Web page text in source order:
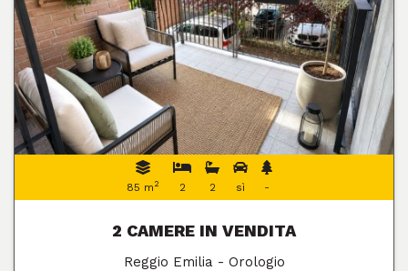
85 m 2 2 2 sì -
2 CAMERE IN VENDITA
Reggio Emilia - Orologio